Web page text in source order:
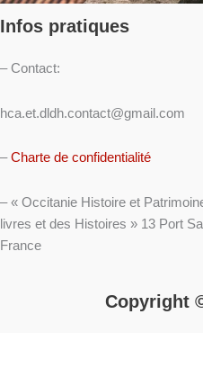
Infos pratiques
– Contact:
hca.et.dldh.contact@gmail.com
–Charte de confidentialité
– « Occitanie Histoire et
livres et des Histoires » 13 Port
France
Copyright